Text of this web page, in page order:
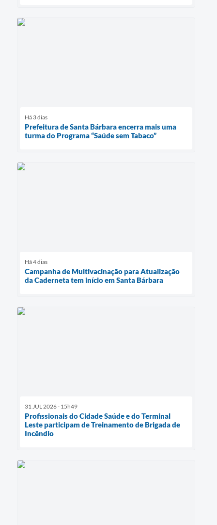
Há 3 dias
Prefeitura de Santa Bárbara encerra mais uma
turma do Programa “Saúde sem Tabaco”
Há 4 dias
Campanha de Multivacinação para Atualização
da Caderneta tem início em Santa Bárbara
31 JUL 2026 - 15h49
Profissionais do Cidade Saúde e do Terminal
Leste participam de Treinamento de Brigada de
Incêndio